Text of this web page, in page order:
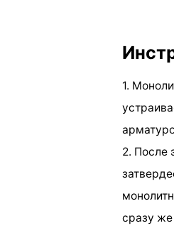
1.
2. После
сразу же